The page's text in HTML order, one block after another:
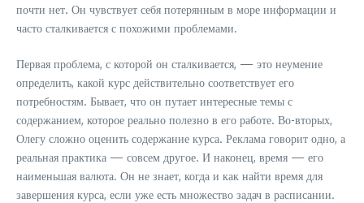
почти нет. Он чувствует себя потерянным в море информации и
часто сталкивается с похожими проблемами.
Первая проблема, с которой он сталкивается, — это неумение
определить, какой курс действительно соответствует его
потребностям. Бывает, что он путает интересные темы с
содержанием, которое реально полезно в его работе. Во-вторых,
Олегу сложно оценить содержание курса. Реклама говорит одно, а
реальная практика — совсем другое. И наконец, время — его
наименьшая валюта. Он не знает, когда и как найти время для
завершения курса, если уже есть множество задач в расписании.